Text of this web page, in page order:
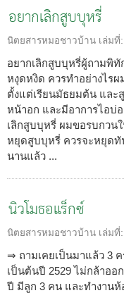
อยากเลิกสูบบุหรี่
นิตยสารหมอชาวบ้าน เล่มที่:
อยากเลิกสูบบุหรี่ผู้ถามพิทั
หงุดหงิด ควรทำอย่างไร
ตั้งแต่เรียนมัธยมต้น และ
หน้าอก และมีอาการไอบ่
เลิกสูบบุหรี่ ผมขอรบกว
หยุดสูบบุหรี่ ควรจะหยุด
นานแล้ว ...
นิวโมธอแร็กซ์
นิตยสารหมอชาวบ้าน เล่มที่:
⇒ ถามเคยเป็นมาแล้ว 3
เป็นต้นปี 2529 ไม่กล้าออ
ปี มีลูก 3 คน และทำงาน